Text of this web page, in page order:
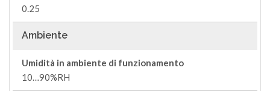
0.25
Ambiente
Umidità in ambiente di funzionamento
10…90%RH